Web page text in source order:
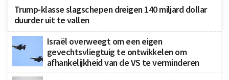
Trump-klasse slagschepen dreigen 140 miljard dollar
duurder uit te vallen
Israël overweegt om een eigen
gevechtsvliegtuig te ontwikkelen om
afhankelijkheid van de VS te verminderen